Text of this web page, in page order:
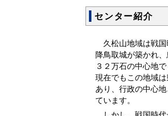
センター紹介
久松山地域は戦国
降鳥取城が築かれ
３２万石の中心地で
現在でもこの地域
あり、行政の中心地
ています。